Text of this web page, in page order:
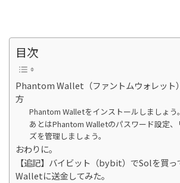
目次
Phantom Wallet（ファントムウォレット
方
Phantom Walletをインストールしましょう
あとはPhantom Walletのパスワード設定、
ズを管理しましょう。
おわりに。
【追記】バイビット（bybit）でSolを買
Walletに送金してみた。